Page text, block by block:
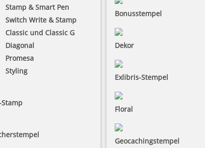
Stamp & Smart Pen
Switch Write & Stamp
Classic und Classic G
Diagonal
Promesa
Styling
Stamp
Bonusstempel
Dekor
Exlibris-Stempel
Floral
Geocachingstempel